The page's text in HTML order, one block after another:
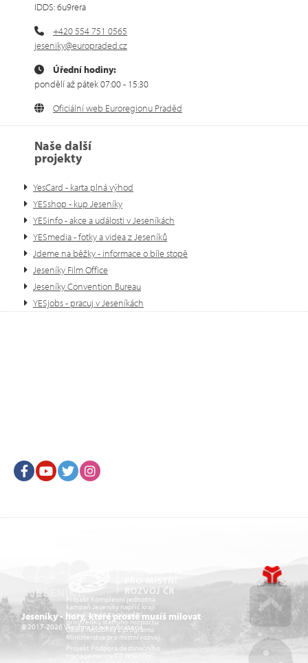
IDDS: 6u9rera
+420 554 751 0565
jeseniky@europraded.cz
Úřední hodiny:
pondělí až pátek 07:00 - 15:30
Oficiální web Euroregionu Praděd
Naše další
projekty
YesCard - karta plná výhod
YESshop - kup Jeseníky
YESinfo - akce a události v Jeseníkách
YESmedia - fotky a videa z Jeseníků
Jdeme na běžky - informace o bíle stopě
Jeseníky Film Office
Jeseníky Convention Bureau
YESjobs - pracuj v Jeseníkách
FacebookYoutubeTwitter
Jeseníky - hory, které prostě musíš milovat
© 2017-2026 Všechna práva vyhrazena.
Projekt Komplexní jednotná
kampaň Jeseníky napříč kraji
je realizován za přispění
prostředků státního rozpočtu
České republiky z programu
Ministerstva pro místní rozvoj.
Projekt Podpora destinačního
managementu TO Jeseníky-
Go